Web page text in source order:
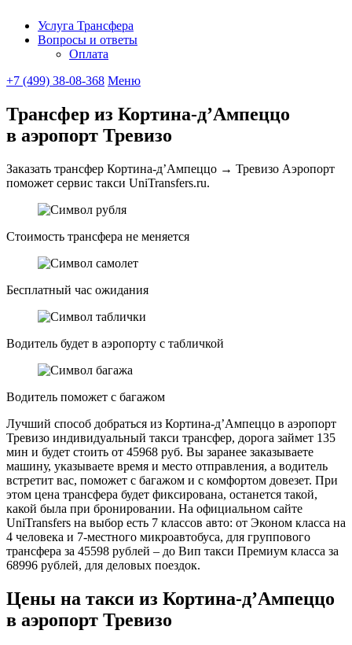
Услуга Трансфера
Вопросы и ответы
Оплата
+7 (499) 38-08-368 Меню
Трансфер из Кортина-д’Ампеццо
в аэропорт Тревизо
Заказать трансфер Кортина-д’Ампеццо → Тревизо Аэропорт
поможет сервис такси UniTransfers.ru.
Стоимость трансфера не меняется
Бесплатный час ожидания
Водитель будет в аэропорту с табличкой
Водитель поможет с багажом
Лучший способ добраться из Кортина-д’Ампеццо в аэропорт
Тревизо индивидуальный такси трансфер, дорога займет 135
мин и будет стоить от 45968 руб. Вы заранее заказываете
машину, указываете время и место отправления, а водитель
встретит вас, поможет с багажом и с комфортом довезет. При
этом цена трансфера будет фиксирована, останется такой,
какой была при бронировании. На официальном сайте
UniTransfers на выбор есть 7 классов авто: от Эконом класса на
4 человека и 7-местного микроавтобуса, для группового
трансфера за 45598 рублей – до Вип такси Премиум класса за
68996 рублей, для деловых поездок.
Цены на такси из Кортина-д’Ампеццо
в аэропорт Тревизо